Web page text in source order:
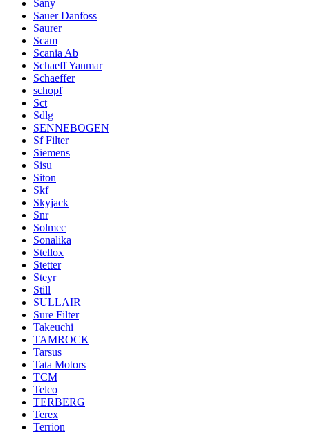
Sany
Sauer Danfoss
Saurer
Scam
Scania Ab
Schaeff Yanmar
Schaeffer
schopf
Sct
Sdlg
SENNEBOGEN
Sf Filter
Siemens
Sisu
Siton
Skf
Skyjack
Snr
Solmec
Sonalika
Stellox
Stetter
Steyr
Still
SULLAIR
Sure Filter
Takeuchi
TAMROCK
Tarsus
Tata Motors
TCM
Telco
TERBERG
Terex
Terrion